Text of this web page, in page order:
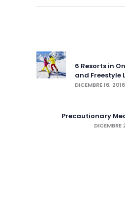
articoli
6 Resorts in
and Freestyle
DICEMBRE 16, 2016
Precautionary
DICEMBRE